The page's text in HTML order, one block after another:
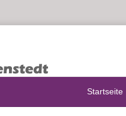
Startseite